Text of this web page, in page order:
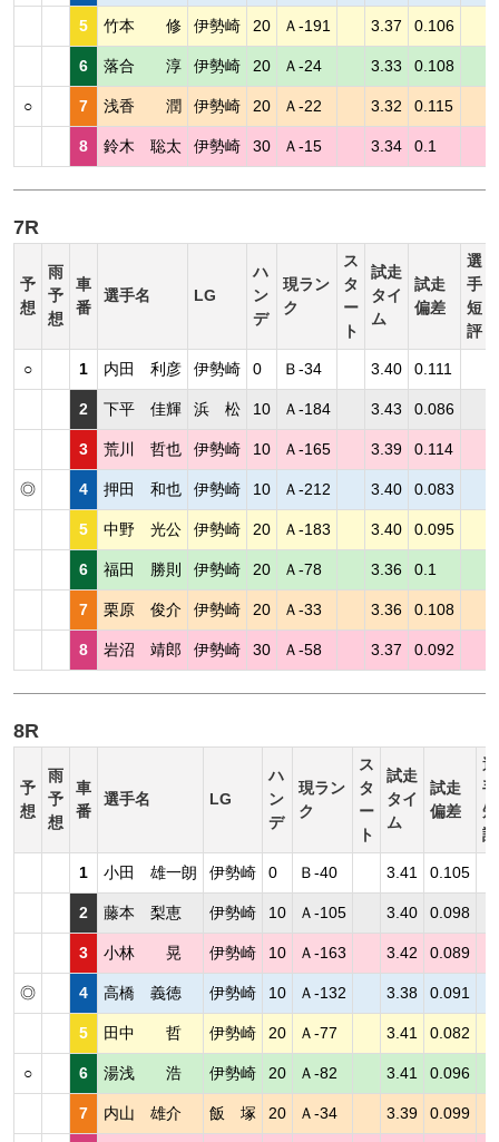
5 竹本 修 伊勢崎 20 Ａ-191 3.37 0.106
6 落合 淳 伊勢崎 20 Ａ-24 3.33 0.108
○ 7 浅香 潤 伊勢崎 20 Ａ-22 3.32 0.115
8 鈴木 聡太 伊勢崎 30 Ａ-15 3.34 0.1
7R
予
想
雨
予
想
車
番
選手名 LG
ハ
ン
デ
現ラン
ク
ス
タ
ー
ト
試走
タイ
ム
試走
偏差
選
手
短
評
○ 1 内田 利彦 伊勢崎 0 Ｂ-34 3.40 0.111
2 下平 佳輝 浜 松 10 Ａ-184 3.43 0.086
3 荒川 哲也 伊勢崎 10 Ａ-165 3.39 0.114
◎ 4 押田 和也 伊勢崎 10 Ａ-212 3.40 0.083
5 中野 光公 伊勢崎 20 Ａ-183 3.40 0.095
6 福田 勝則 伊勢崎 20 Ａ-78 3.36 0.1
7 栗原 俊介 伊勢崎 20 Ａ-33 3.36 0.108
8 岩沼 靖郎 伊勢崎 30 Ａ-58 3.37 0.092
8R
予
想
雨
予
想
車
番
選手名 LG
ハ
ン
デ
現ラン
ク
ス
タ
ー
ト
試走
タイ
ム
試走
偏差
選
手
短
評
1 小田 雄一朗 伊勢崎 0 Ｂ-40 3.41 0.105
2 藤本 梨恵 伊勢崎 10 Ａ-105 3.40 0.098
3 小林 晃 伊勢崎 10 Ａ-163 3.42 0.089
◎ 4 高橋 義徳 伊勢崎 10 Ａ-132 3.38 0.091
5 田中 哲 伊勢崎 20 Ａ-77 3.41 0.082
○ 6 湯浅 浩 伊勢崎 20 Ａ-82 3.41 0.096
7 内山 雄介 飯 塚 20 Ａ-34 3.39 0.099